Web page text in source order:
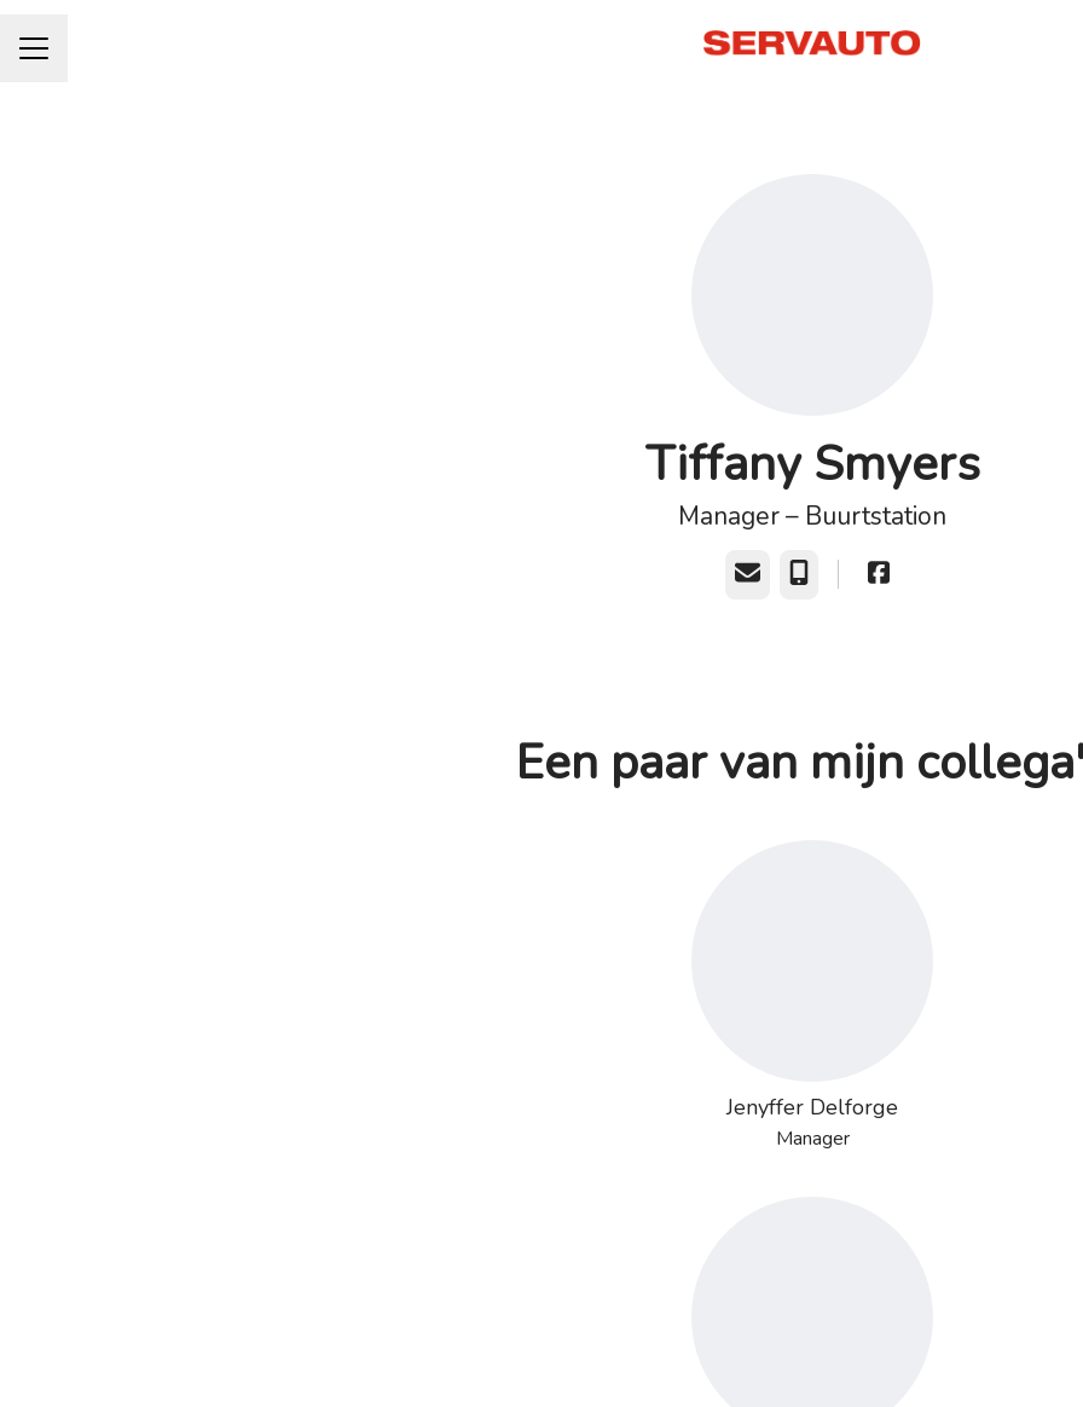
CARRIÈREMENU
Tiffany Smyers
Manager – Buurtstation
E-mailadresTelefoonnummer
Een paar van mijn
Jenyffer Delforge
Manager